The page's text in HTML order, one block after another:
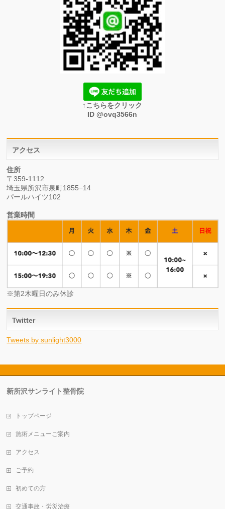
↑こちらをクリック
ID @ovq3566n
アクセス
住所
〒359-1112
埼玉県所沢市泉町1855−14
パールハイツ102
営業時間
※第2木曜日のみ休診
Twitter
Tweets by sunlight3000
新所沢サンライト整骨院
トップページ
施術メニューご案内
アクセス
ご予約
初めての方
交通事故・労災治療